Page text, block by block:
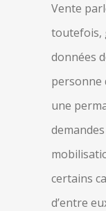
Vente
toutefois,
données
personne
une
certains
d’entre